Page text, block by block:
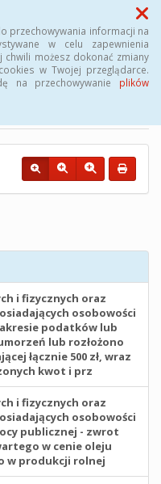
przechowywania informacji na
w celu zapewnienia
chwili możesz dokonać zmiany
w Twojej przeglądarce.
na przechowywanie plików
Menu
Kęsowo
i fizycznych oraz
osobowości
podatków lub
lub rozłożono
łącznie 500 zł, wraz
kwot i prz
i fizycznych oraz
osobowości
publicznej - zwrot
w cenie oleju
w produkcji rolnej